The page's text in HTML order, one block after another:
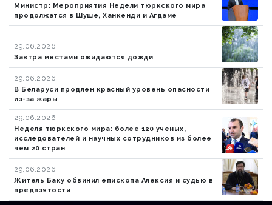
Министр: Мероприятия Недели тюркского мира
продолжатся в Шуше, Ханкенди и Агдаме
29.06.2026
Завтра местами ожидаются дожди
29.06.2026
В Беларуси продлен красный уровень опасности
из-за жары
29.06.2026
Неделя тюркского мира: более 120 ученых,
исследователей и научных сотрудников из более
чем 20 стран
29.06.2026
Житель Баку обвинил епископа Алексия и судью в
предвзятости